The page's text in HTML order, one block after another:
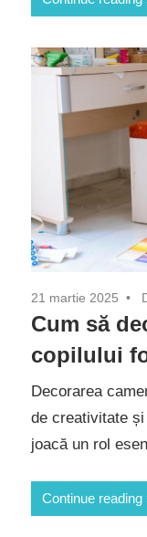
21 martie 2025
Cum să
copilului
Decorarea
de creativitate
joacă un rol
Continue reading